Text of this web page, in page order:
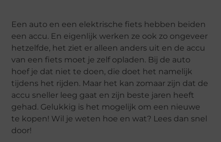
Een auto en een elektrische fiets hebben beiden
een accu. En eigenlijk werken ze ook zo ongeveer
hetzelfde, het ziet er alleen anders uit en de accu
van een fiets moet je zelf opladen. Bij de auto
hoef je dat niet te doen, die doet het namelijk
tijdens het rijden. Maar het kan zomaar zijn dat de
accu sneller leeg gaat en zijn beste jaren heeft
gehad. Gelukkig is het mogelijk om een nieuwe
te kopen! Wil je weten hoe en wat? Lees dan snel
door!